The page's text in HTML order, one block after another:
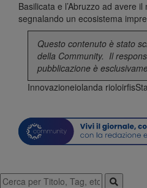
Basilicata e l’Abruzzo ad avere
segnalando un ecosistema
Questo contenuto è stato
della Community. Il
pubblicazione è
Innovazioneiolanda rioloirfis